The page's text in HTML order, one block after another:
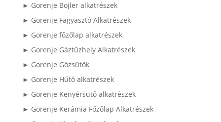
► Gorenje Bojler alkatrészek
► Gorenje Fagyasztó Alkatrészek
► Gorenje főzőlap alkatrészek
► Gorenje Gáztűzhely Alkatrészek
► Gorenje Gőzsütők
► Gorenje Hűtő alkatrészek
► Gorenje Kenyérsütő alkatrészek
► Gorenje Kerámia Főzőlap Alkatrészek